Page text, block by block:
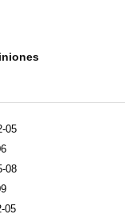
05
08
05